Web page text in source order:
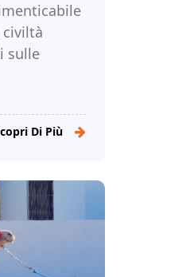
sulle
di
Di Più